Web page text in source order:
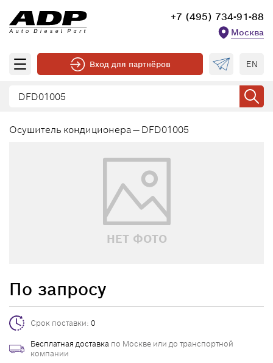
+7 (495) 734-91-88
Москва
Вход для партнёров EN
Осушитель кондиционера — DFD01005
НЕТ ФОТО
По запросу
Срок поставки: 0
Бесплатная доставка по Москве или до транспортной
компании